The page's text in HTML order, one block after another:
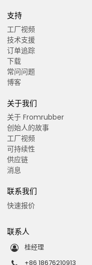
支持
工厂视频
技术支援
订单追踪
下载
常问问题
博客
关于我们
关于 Fromrubber
创始人的故事
工厂视频
可持续性
供应链
消息
联系我们
快速报价
联系人
桂经理
+86 18676210913